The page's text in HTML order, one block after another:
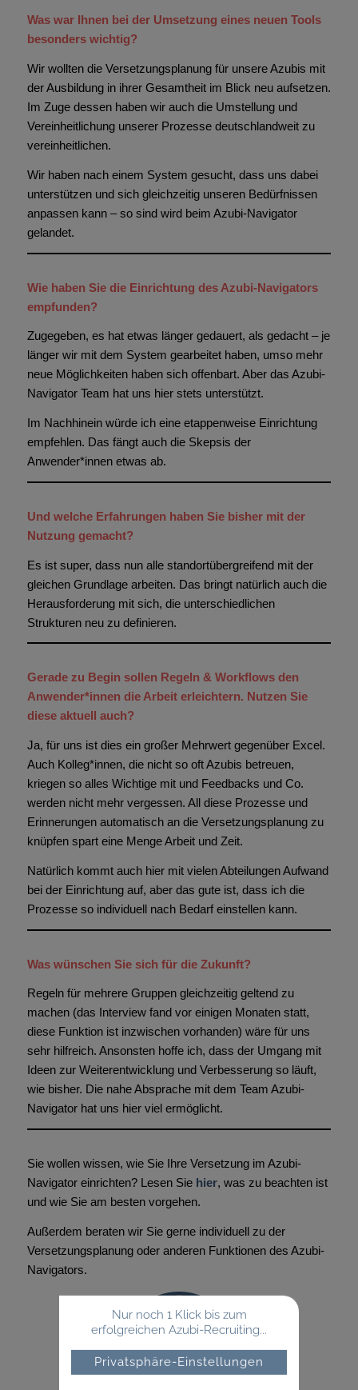
Was war Ihnen bei der Umsetzung eines neuen Tools
besonders wichtig?
Wir wollten die Versetzungsplanung für unsere Azubis mit
der Ausbildung in ihrer Gesamtheit im Blick neu aufsetzen.
Im Zuge dessen haben wir auch die Umstellung und
Vereinheitlichung unserer Prozesse deutschlandweit zu
vereinheitlichen.
Wir haben nach einem System gesucht, dass uns dabei
unterstützen und sich gleichzeitig unseren Bedürfnissen
anpassen kann – so sind wird beim Azubi-Navigator
gelandet.
Wie haben Sie die Einrichtung des Azubi-Navigators
empfunden?
Zugegeben, es hat etwas länger gedauert, als gedacht – je
länger wir mit dem System gearbeitet haben, umso mehr
neue Möglichkeiten haben sich offenbart. Aber das Azubi-
Navigator Team hat uns hier stets unterstützt.
Im Nachhinein würde ich eine etappenweise Einrichtung
empfehlen. Das fängt auch die Skepsis der
Anwender*innen etwas ab.
Und welche Erfahrungen haben Sie bisher mit der
Nutzung gemacht?
Es ist super, dass nun alle standortübergreifend mit der
gleichen Grundlage arbeiten. Das bringt natürlich auch die
Herausforderung mit sich, die unterschiedlichen
Strukturen neu zu definieren.
Gerade zu Begin sollen Regeln & Workflows den
Anwender*innen die Arbeit erleichtern. Nutzen Sie
diese aktuell auch?
Ja, für uns ist dies ein großer Mehrwert gegenüber Excel.
Auch Kolleg*innen, die nicht so oft Azubis betreuen,
kriegen so alles Wichtige mit und Feedbacks und Co.
werden nicht mehr vergessen. All diese Prozesse und
Erinnerungen automatisch an die Versetzungsplanung zu
knüpfen spart eine Menge Arbeit und Zeit.
Natürlich kommt auch hier mit vielen Abteilungen Aufwand
bei der Einrichtung auf, aber das gute ist, dass ich die
Prozesse so individuell nach Bedarf einstellen kann.
Was wünschen Sie sich für die Zukunft?
Regeln für mehrere Gruppen gleichzeitig geltend zu
machen (das Interview fand vor einigen Monaten statt,
diese Funktion ist inzwischen vorhanden) wäre für uns
sehr hilfreich. Ansonsten hoffe ich, dass der Umgang mit
Ideen zur Weiterentwicklung und Verbesserung so läuft,
wie bisher. Die nahe Absprache mit dem Team Azubi-
Navigator hat uns hier viel ermöglicht.
Sie wollen wissen, wie Sie Ihre Versetzung im Azubi-
Navigator einrichten? Lesen Sie hier, was zu beachten ist
und wie Sie am besten vorgehen.
Außerdem beraten wir Sie gerne individuell zu der
Versetzungsplanung oder anderen Funktionen des Azubi-
Navigators.
Nur noch 1 Klick bis zum
erfolgreichen Azubi-Recruiting...
Privatsphäre-Einstellungen